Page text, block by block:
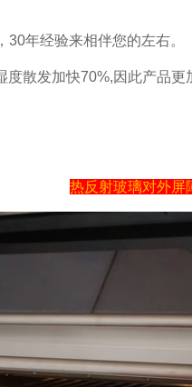
年经验来相伴您的左右。
度散发加快70%,因此产品更
热反射玻璃对外屏